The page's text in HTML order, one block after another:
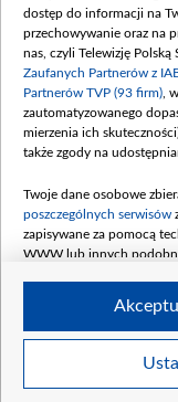
© 2026
dostęp do informacji na
przechowywanie oraz na
nas, czyli Telewizję Polską
Zaufanych Partnerów z
Partnerów TVP (93 firm) ,
zautomatyzowanego
mierzenia ich
także zgody na
Twoje dane osobowe
poszczególnych serwisów
zapisywane za pomocą
WWW lub innych
Twoje dane osobowe